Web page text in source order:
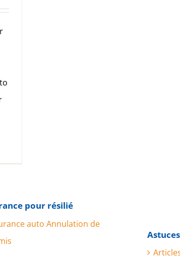
pour résilié
auto Annulation de